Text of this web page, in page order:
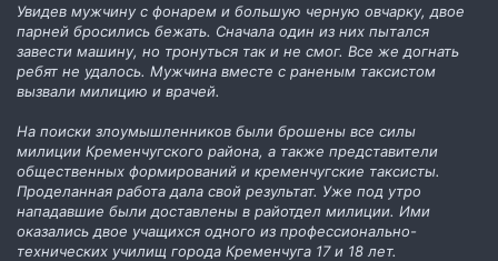
Увидев мужчину с фонарем и большую черную овчарку, двое
парней бросились бежать. Сначала один из них пытался
завести машину, но тронуться так и не смог. Все же догнать
ребят не удалось. Мужчина вместе с раненым таксистом
вызвали милицию и врачей.
На поиски злоумышленников были брошены все силы
милиции Кременчугского района, а также представители
общественных формирований и кременчугские таксисты.
Проделанная работа дала свой результат. Уже под утро
нападавшие были доставлены в райотдел милиции. Ими
оказались двое учащихся одного из профессионально-
технических училищ города Кременчуга 17 и 18 лет.